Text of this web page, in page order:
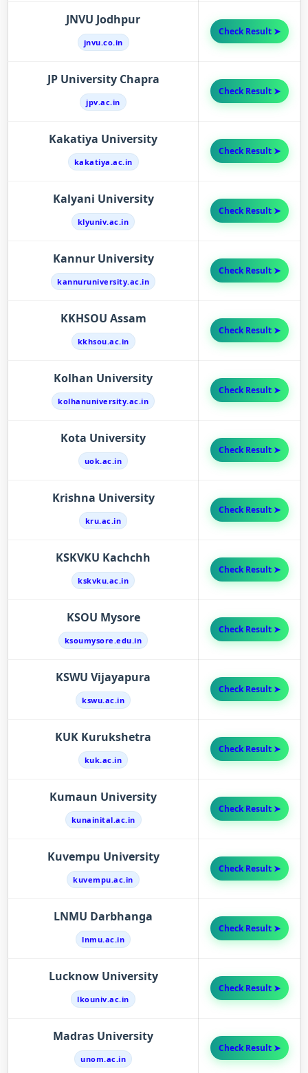
JNVU Jodhpur
jnvu.co.in
Check Result ➤
JP University Chapra
jpv.ac.in
Check Result ➤
Kakatiya University
kakatiya.ac.in
Check Result ➤
Kalyani University
klyuniv.ac.in
Check Result ➤
Kannur University
kannuruniversity.ac.in
Check Result ➤
KKHSOU Assam
kkhsou.ac.in
Check Result ➤
Kolhan University
kolhanuniversity.ac.in
Check Result ➤
Kota University
uok.ac.in
Check Result ➤
Krishna University
kru.ac.in
Check Result ➤
KSKVKU Kachchh
kskvku.ac.in
Check Result ➤
KSOU Mysore
ksoumysore.edu.in
Check Result ➤
KSWU Vijayapura
kswu.ac.in
Check Result ➤
KUK Kurukshetra
kuk.ac.in
Check Result ➤
Kumaun University
kunainital.ac.in
Check Result ➤
Kuvempu University
kuvempu.ac.in
Check Result ➤
LNMU Darbhanga
lnmu.ac.in
Check Result ➤
Lucknow University
lkouniv.ac.in
Check Result ➤
Madras University
unom.ac.in
Check Result ➤